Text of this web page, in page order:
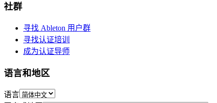
社群
寻找 Ableton 用户群
寻找认证培训
成为认证导师
语言和地区
语言